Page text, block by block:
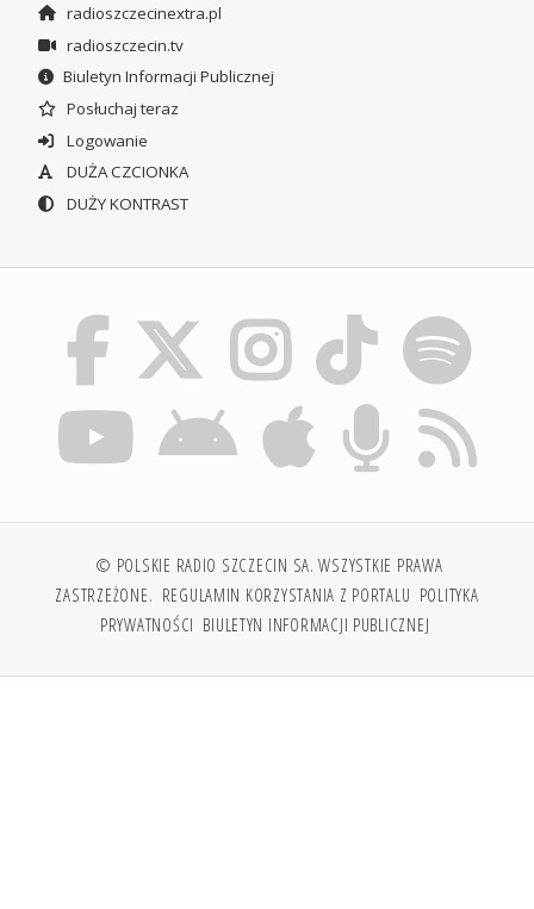
radioszczecinextra.pl
radioszczecin.tv
Biuletyn Informacji Publicznej
Posłuchaj teraz
Logowanie
DUŻA CZCIONKA
DUŻY KONTRAST
© POLSKIE RADIO SZCZECIN SA. WSZYSTKIE PRAWA
ZASTRZEŻONE. REGULAMIN KORZYSTANIA Z PORTALU POLITYKA
PRYWATNOŚCI BIULETYN INFORMACJI PUBLICZNEJ